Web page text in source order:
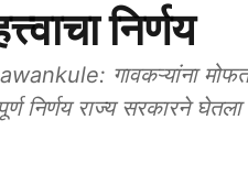
निर्णय
गावकऱ्यांना
निर्णय राज्य सरकारने